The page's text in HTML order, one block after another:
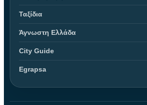
Ταξίδια
Άγνωστη Ελλάδα
City Guide
Egrapsa